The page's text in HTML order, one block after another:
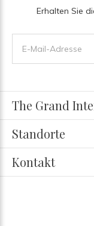
Erhalten Sie
The Grand
Standorte
Kontakt